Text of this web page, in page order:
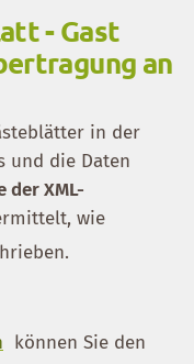
- Gast
an
in der
und die Daten
der XML-
wie
können Sie den